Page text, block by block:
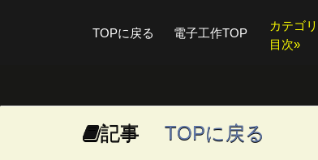
TOPに戻る 電子工作TOP
カテゴリ
目次»
記事 TOPに戻る